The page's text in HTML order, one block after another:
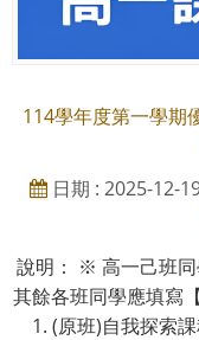
114學年度第一學期
日期 : 2025-12-
說明： ※ 高一己班
其餘各班同學應填寫
1. (原班)自我探索